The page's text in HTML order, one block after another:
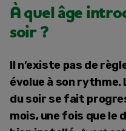
À quel âge
soir ?
Il n’existe pas de
évolue à son rythme.
du soir se fait
mois, une fois que le